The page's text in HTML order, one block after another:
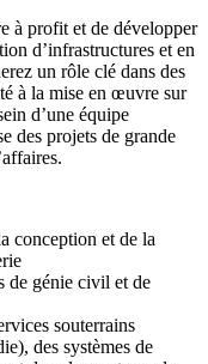
à profit et de développer
d’infrastructures et en
un rôle clé dans des
à la mise en œuvre sur
d’une équipe
des projets de grande
conception et de la
de génie civil et de
souterrains
des systèmes de